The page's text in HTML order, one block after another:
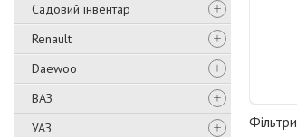
Садовий інвентар
Renault
Daewoo
ВАЗ
УАЗ
Фільтри